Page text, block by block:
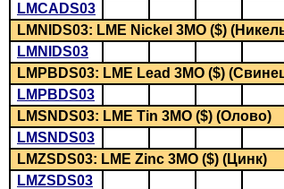
LMCADS03
LMNIDS03: LME Nickel 3MO ($)
LMNIDS03
LMPBDS03: LME Lead 3MO ($)
LMPBDS03
LMSNDS03: LME Tin 3MO ($) (Олово)
LMSNDS03
LMZSDS03: LME Zinc 3MO ($) (Цинк)
LMZSDS03